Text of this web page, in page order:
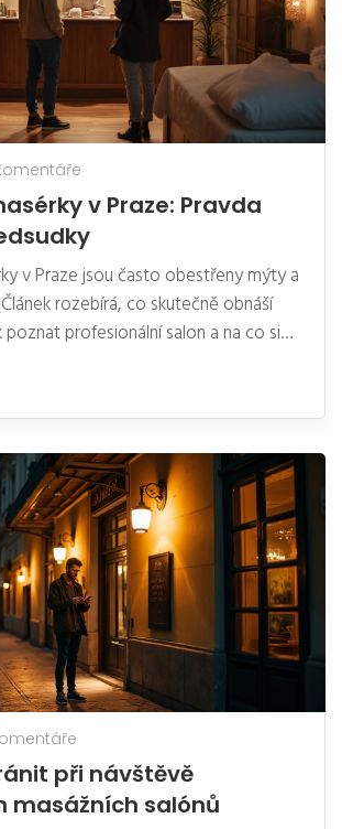
Komentáře
v Praze: Pravda
v Praze jsou často obestřeny mýty a
rozebírá, co skutečně obnáší
poznat profesionální salon a na co si
masérky. Vysvětluje rozdíl mezi
praktické rady pro první návštěvu.
klientů a jednoduché tipy pro
zážitek.
při návštěvě
masážních salónů